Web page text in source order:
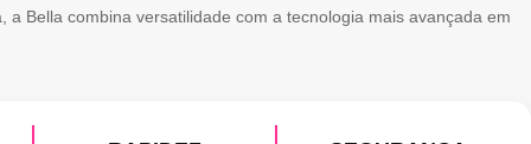
a Bella combina versatilidade com a tecnologia mais avançada em